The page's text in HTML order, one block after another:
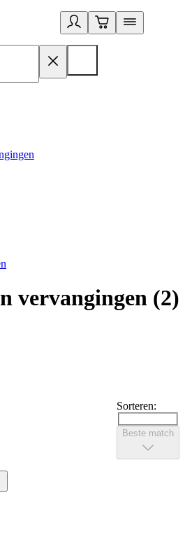
vervangingen (2)
Sorteren:
Beste match